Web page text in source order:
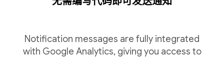
Notification messages are fully integrated
with Google Analytics, giving you access to